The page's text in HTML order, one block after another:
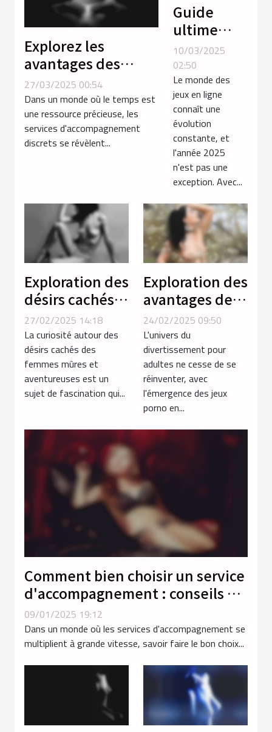
Explorez les
avantages des
services discrets
d'accompagnement
près des gares
27/03/2025 00:54
Dans un monde où le temps est
une ressource précieuse, les
services d'accompagnement
discrets se révèlent...
Guide
ultime
pour
choisir les
meilleurs
jeux de
sexe
gratuits en
2025
10/03/2025
02:50
Le monde des
jeux en ligne
connaît une
évolution
constante, et
l'année 2025
n'est pas une
exception. Avec...
Exploration des
désirs cachés
chez les
femmes mûres
et
aventureuses
27/02/2025 14:18
La curiosité autour des
désirs cachés des
femmes mûres et
aventureuses est un
sujet de fascination qui...
Exploration des
avantages des
jeux porno en
ligne par
rapport aux
vidéos
traditionnelles
24/02/2025 09:50
L'univers du
divertissement pour
adultes ne cesse de se
réinventer, avec
l'émergence des jeux
porno en...
Comment bien choisir un service
d'accompagnement : conseils et
critères
09/01/2025 19:12
Dans un monde où les services d'accompagnement se
multiplient à grande vitesse, savoir faire le bon choix...